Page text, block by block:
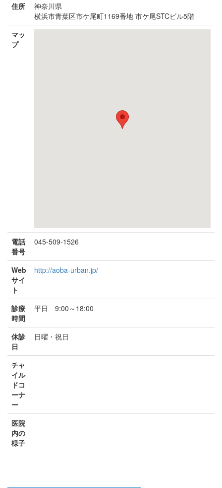
住所
神奈川県
横浜市青葉区市ケ尾町1169番地 市ケ尾STCビル5階
マッ
プ
電話
番号
045-509-1526
Web
サイ
ト
http://aoba-urban.jp/
診療
時間
平日 9:00～18:00
休診
日
日曜・祝日
チャ
イル
ドコ
ーナ
ー
医院
内の
様子